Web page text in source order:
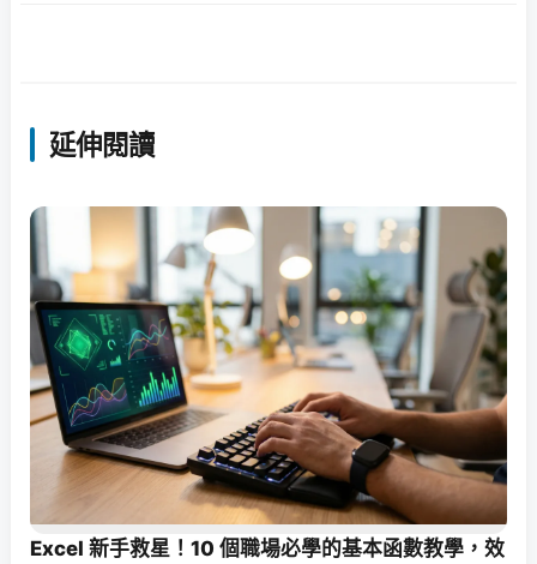
延伸閱讀
Excel 新手救星！10 個職場必學的基本函數教學，效